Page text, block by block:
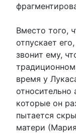
Вместо того,
отпускает
звонит ему,
время у
которые он
пытается
матери